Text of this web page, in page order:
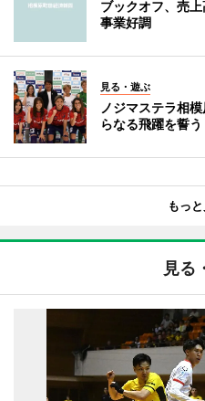
ブックオフ、売
事業好調
見る・遊ぶ
ノジマステラ相
らなる飛躍を誓う
もっ
見る